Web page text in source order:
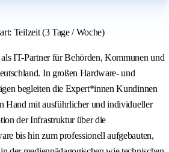
Teilzeit (3 Tage / Woche)
IT-Partner für Behörden, Kommunen und
In großen Hardware- und
begleiten die Expert*innen Kundinnen
Hand mit ausführlicher und individueller
der Infrastruktur über die
bis hin zum professionell aufgebauten,